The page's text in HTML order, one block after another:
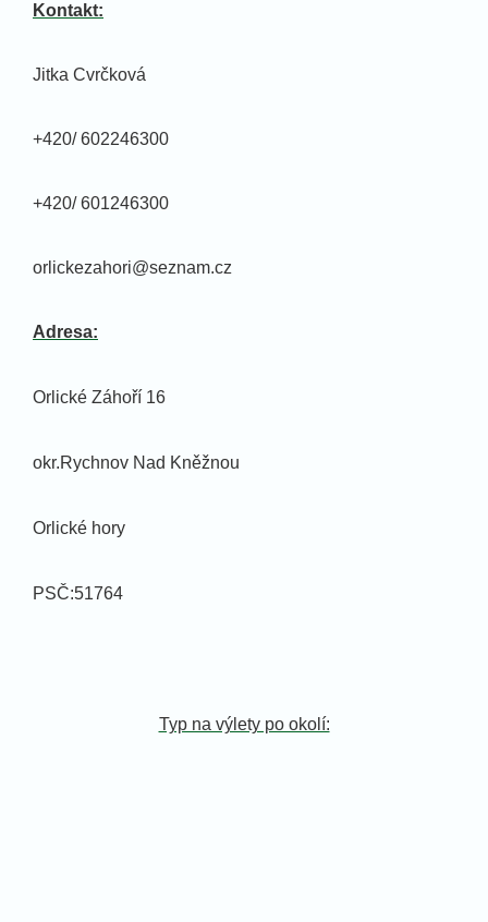
Kontakt:
Jitka Cvrčková
+420/ 602246300
+420/ 601246300
orlickezahori@seznam.cz
Adresa:
Orlické Záhoří 16
okr.Rychnov Nad Kněžnou
Orlické hory
PSČ:51764
Typ na výlety po okolí: